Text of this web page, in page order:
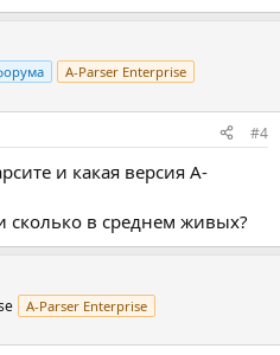
A-Parser Enterprise
#4
и какая версия А-
сколько в среднем живых?
A-Parser Enterprise